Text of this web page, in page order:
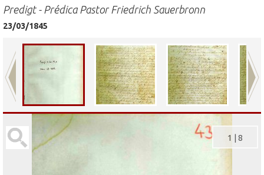
Predigt - Prédica Pastor Friedrich Sauerbronn
23/03/1845
1 8